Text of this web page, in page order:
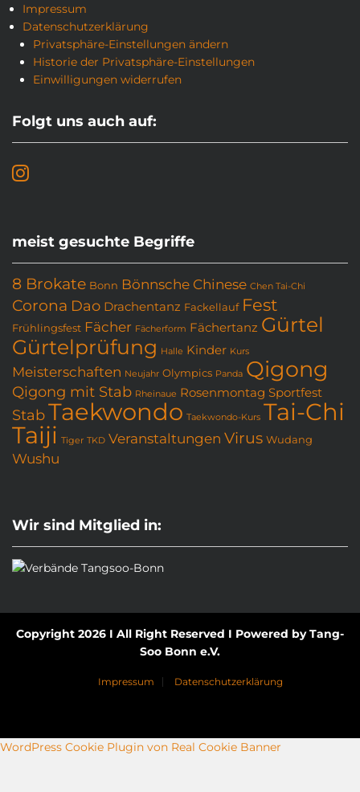
Impressum
Datenschutzerklärung
Privatsphäre-Einstellungen ändern
Historie der Privatsphäre-Einstellungen
Einwilligungen widerrufen
Folgt uns auch auf:
meist gesuchte Begriffe
8 Brokate Bonn Bönnsche Chinese Chen Tai-Chi
Corona Dao Drachentanz Fackellauf Fest
Frühlingsfest Fächer Fächerform Fächertanz Gürtel
Gürtelprüfung Halle Kinder Kurs
Meisterschaften Neujahr Olympics Panda Qigong
Qigong mit Stab Rheinaue Rosenmontag Sportfest
StabTaekwondo Taekwondo-Kurs Tai-Chi
Taiji Tiger TKD Veranstaltungen Virus Wudang
Wushu
Wir sind Mitglied in:
Copyright 2026 I All Right Reserved I Powered by Tang-
Soo Bonn e.V.
Impressum Datenschutzerklärung
WordPress Cookie Plugin von Real Cookie Banner